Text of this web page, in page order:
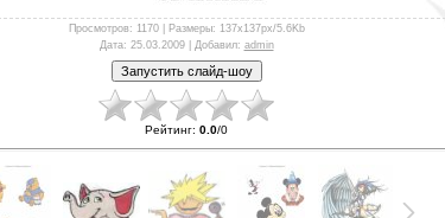
Просмотров: 1170 | Размеры: 137x137px/5.6Kb
Дата: 25.03.2009 | Добавил: admin
Рейтинг: 0.0/0